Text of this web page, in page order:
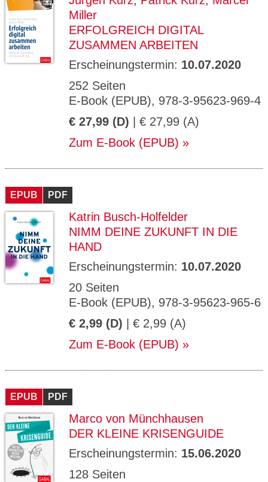
Miller
ERFOLGREICH DIGITAL
ZUSAMMEN ARBEITEN
Erscheinungstermin: 10.07.2020
252 Seiten
E-Book (EPUB), 978-3-95623-969-4
€ 27,99 (D) | € 27,99 (A)
Zum E-Book (EPUB)
EPUB PDF
Katrin Busch-Holfelder
NIMM DEINE ZUKUNFT IN DIE
HAND
Erscheinungstermin: 10.07.2020
20 Seiten
E-Book (EPUB), 978-3-95623-965-6
€ 2,99 (D) | € 2,99 (A)
Zum E-Book (EPUB)
EPUB PDF
Marco von Münchhausen
DER KLEINE KRISENGUIDE
Erscheinungstermin: 15.06.2020
128 Seiten